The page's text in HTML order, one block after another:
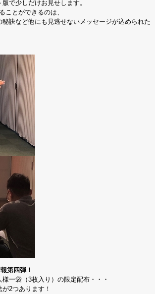
で少しだけお見せします。
ことができるのは、
訣など他にも見逃せないメッセージが込められた
第四弾！
一袋（3枚入り）の限定配布・・・
2つあります！